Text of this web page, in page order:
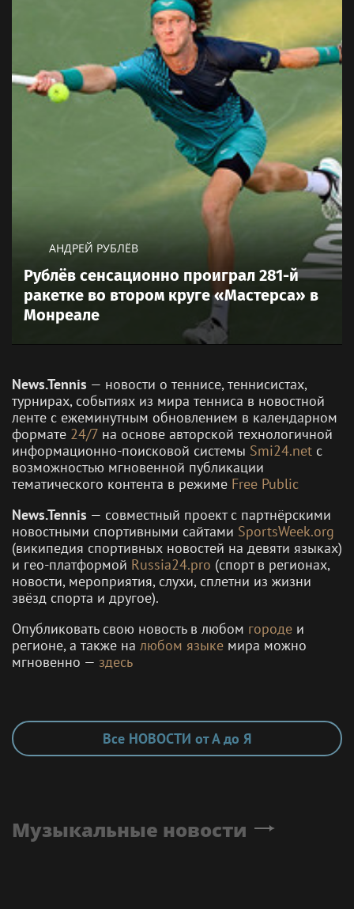
АНДРЕЙ РУБЛЁВ
Рублёв сенсационно проиграл 281-й
ракетке во втором круге «Мастерса» в
Монреале
News.Tennis — новости о теннисе, теннисистах,
турнирах, событиях из мира тенниса в новостной
ленте с ежеминутным обновлением в календарном
формате 24/7 на основе авторской технологичной
информационно-поисковой системы Smi24.net с
возможностью мгновенной публикации
тематического контента в режиме Free Public
News.Tennis — совместный проект с партнёрскими
новостными спортивными сайтами SportsWeek.org
(википедия спортивных новостей на девяти языках)
и гео-платформой Russia24.pro (спорт в регионах,
новости, мероприятия, слухи, сплетни из жизни
звёзд спорта и другое).
Опубликовать свою новость в любом городе и
регионе, а также на любом языке мира можно
мгновенно — здесь
Все НОВОСТИ от А до Я
Музыкальные новости